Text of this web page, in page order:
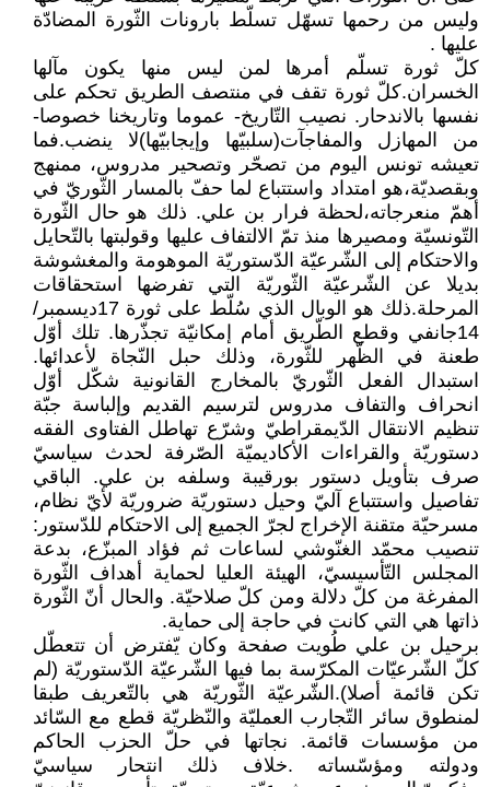
وليس من رحمها تسهّل تسلّط بارونات الثّورة المضادّة
عليها .
كلّ ثورة تسلّم أمرها لمن ليس منها يكون مآلها
الخسران.كلّ ثورة تقف في منتصف الطريق تحكم على
نفسها بالاندحار. نصيب التّاريخ- عموما وتاريخنا خصوصا-
من المهازل والمفاجآت(سلبيّها وإيجابيّها)لا ينضب.فما
تعيشه تونس اليوم من تصحّر وتصحير مدروس، ممنهج
وبقصديّة،هو امتداد واستتباع لما حفّ بالمسار الثّوريّ في
أهمّ منعرجاته،لحظة فرار بن علي. ذلك هو حال الثّورة
التّونسيّة ومصيرها منذ تمّ الالتفاف عليها وقولبتها بالتّحايل
والاحتكام إلى الشّرعيّة الدّستوريّة الموهومة والمغشوشة
بديلا عن الشّرعيّة الثّوريّة التي تفرضها استحقاقات
المرحلة.ذلك هو الوبال الذي سُلّط على ثورة 17ديسمبر/
14جانفي وقطع الطّريق أمام إمكانيّة تجذّرها. تلك أوّل
طعنة في الظّهر للثّورة، وذلك حبل النّجاة لأعدائها.
استبدال الفعل الثّوريّ بالمخارج القانونية شكّل أوّل
انحراف والتفاف مدروس لترسيم القديم وإلباسة جبّة
تنظيم الانتقال الدّيمقراطيّ وشرّع تهاطل الفتاوى الفقه
دستوريّة والقراءات الأكاديميّة الصّرفة لحدث سياسيّ
صرف بتأويل دستور بورقيبة وسلفه بن علي. الباقي
تفاصيل واستتباع آليّ وحيل دستوريّة ضروريّة لأيّ نظام،
مسرحيّة متقنة الإخراج لجرّ الجميع إلى الاحتكام للدّستور:
تنصيب محمّد الغنّوشي لساعات ثم فؤاد المبزّع، بدعة
المجلس التّأسيسيّ، الهيئة العليا لحماية أهداف الثّورة
المفرغة من كلّ دلالة ومن كلّ صلاحيّة. والحال أنّ الثّورة
ذاتها هي التي كانت في حاجة إلى حماية.
برحيل بن علي طُويت صفحة وكان يّفترض أن تتعطّل
كلّ الشّرعيّات المكرّسة بما فيها الشّرعيّة الدّستوريّة (لم
تكن قائمة أصلا).الشّرعيّة الثّوريّة هي بالتّعريف طبقا
لمنطوق سائر التّجارب العمليّة والنّظريّة قطع مع السّائد
من مؤسسات قائمة. نجاتها في حلّ الحزب الحاكم
ودولته ومؤسّساته .خلاف ذلك انتحار سياسيّ